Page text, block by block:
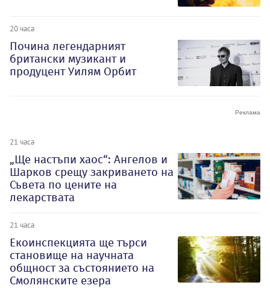
20 часа
Почина легендарният
британски музикант и
продуцент Уилям Орбит
21 часа
„Ще настъпи хаос“: Ангелов и
Шарков срещу закриването на
Съвета по цените на
лекарствата
21 часа
Екоинспекцията ще търси
становище на научната
общност за състоянието на
Смолянските езера